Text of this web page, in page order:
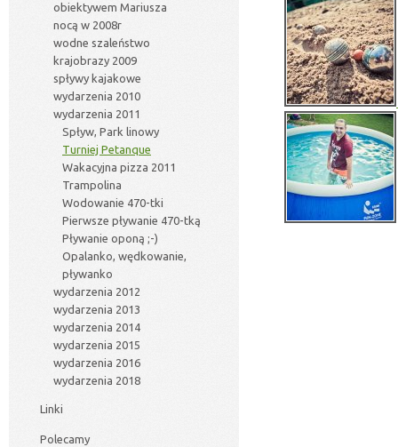
obiektywem Mariusza
nocą w 2008r
wodne szaleństwo
krajobrazy 2009
spływy kajakowe
wydarzenia 2010
wydarzenia 2011
Spływ, Park linowy
Turniej Petanque
Wakacyjna pizza 2011
Trampolina
Wodowanie 470-tki
Pierwsze pływanie 470-tką
Pływanie oponą ;-)
Opalanko, wędkowanie,
pływanko
wydarzenia 2012
wydarzenia 2013
wydarzenia 2014
wydarzenia 2015
wydarzenia 2016
wydarzenia 2018
Linki
Polecamy